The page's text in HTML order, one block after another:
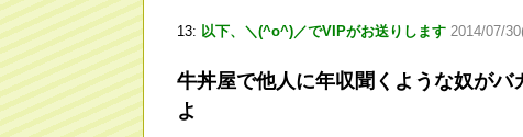
13: 以下、＼(^o^)／でVIPがお送りします 2014/07/
牛丼屋で他人に年収聞くような奴が
よ